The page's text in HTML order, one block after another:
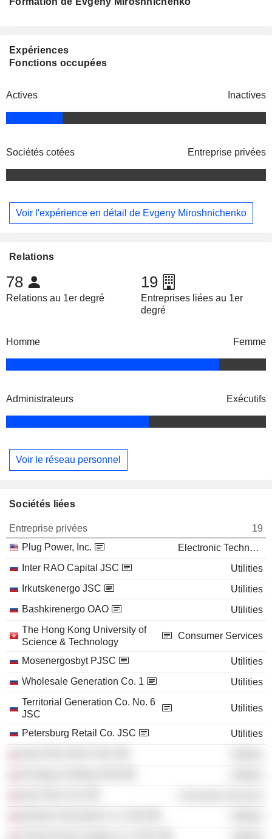
Expériences
Fonctions occupées
Actives Inactives
Sociétés cotées Entreprise privées
Voir l'expérience en détail de Evgeny Miroshnichenko
Relations
78
Relations au 1er degré
19
Entreprises liées au 1er
degré
Homme Femme
Administrateurs Exécutifs
Voir le réseau personnel
Sociétés liées
Entreprise privées
19
Plug Power, Inc.
Electronic Technology
Inter RAO Capital JSC
Utilities
Irkutskenergo JSC
Utilities
Bashkirenergo OAO
Utilities
The Hong Kong University of
Science & Technology
Consumer Services
Mosenergosbyt PJSC
Utilities
Wholesale Generation Co. 1
Utilities
Territorial Generation Co. No. 6
JSC
Utilities
Petersburg Retail Co. JSC
Utilities